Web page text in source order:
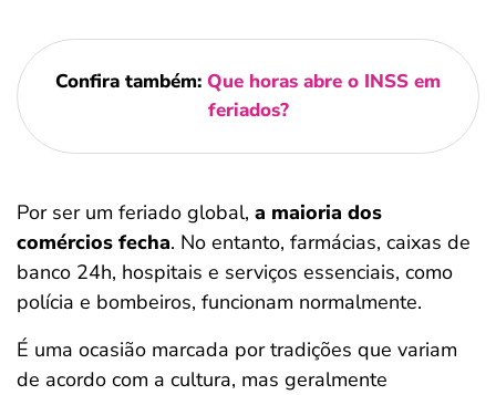
Confira também: Que horas abre o INSS em
feriados?
Por ser um feriado global, a maioria dos
comércios fecha. No entanto, farmácias, caixas de
banco 24h, hospitais e serviços essenciais, como
polícia e bombeiros, funcionam normalmente.
É uma ocasião marcada por tradições que variam
de acordo com a cultura, mas geralmente